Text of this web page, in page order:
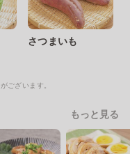
さつまいも
ございます。
もっと見る